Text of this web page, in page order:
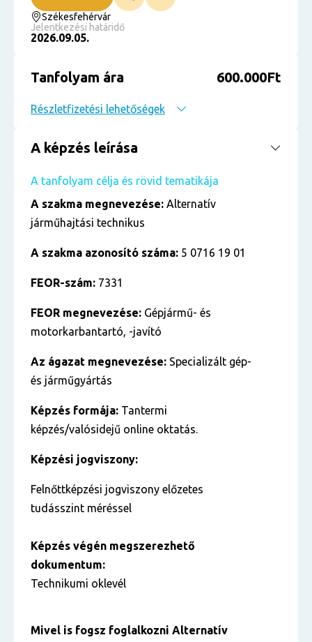
Székesfehérvár
Jelentkezési határidő
2026.09.05.
Tanfolyam ára 600.000Ft
Részletfizetési lehetőségek
A képzés leírása
A tanfolyam célja és rövid tematikája
A szakma megnevezése: Alternatív
járműhajtási technikus
A szakma azonosító száma: 5 0716 19 01
FEOR-szám: 7331
FEOR megnevezése: Gépjármű- és
motorkarbantartó, -javító
Az ágazat megnevezése: Specializált gép-
és járműgyártás
Képzés formája: Tantermi
képzés/valósidejű online oktatás.
Képzési jogviszony:
Felnőttképzési jogviszony előzetes
tudásszint méréssel
Képzés végén megszerezhető
dokumentum:
Technikumi oklevél
Mivel is fogsz foglalkozni Alternatív